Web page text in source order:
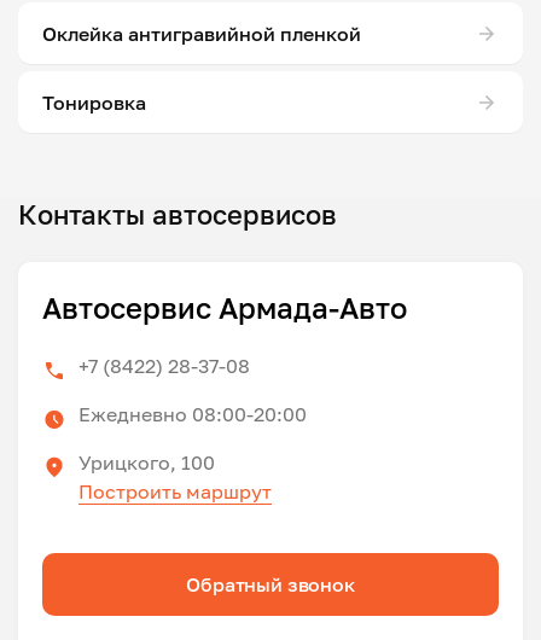
Оклейка антигравийной пленкой
Тонировка
Контакты автосервисов
Автосервис Армада-Авто
+7 (8422) 28-37-08
Ежедневно 08:00-20:00
Урицкого, 100
Построить маршрут
Обратный звонок